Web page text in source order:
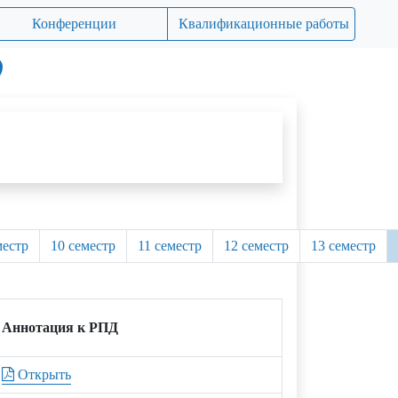
Конференции Квалификационные работы
10 семестр 11 семестр 12 семестр 13 семестр
Аннотация к РПД
Открыть